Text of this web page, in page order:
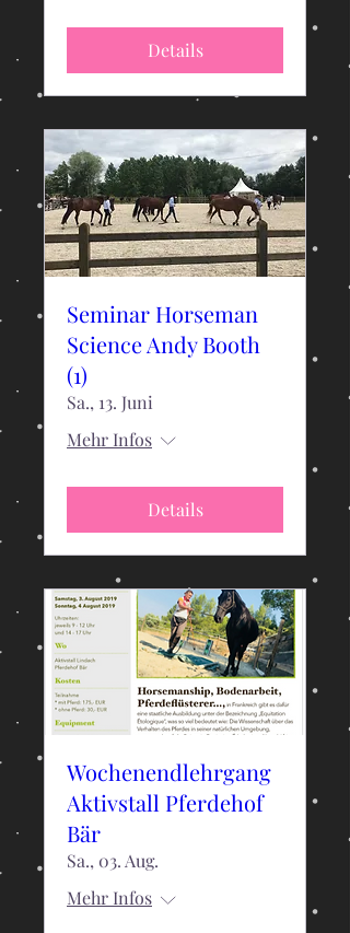
Details
Seminar Horseman
Science Andy Booth
(1)
Sa., 13. Juni
Mehr Infos
Details
Wochenendlehrgang
Aktivstall Pferdehof
Bär
Sa., 03. Aug.
Mehr Infos